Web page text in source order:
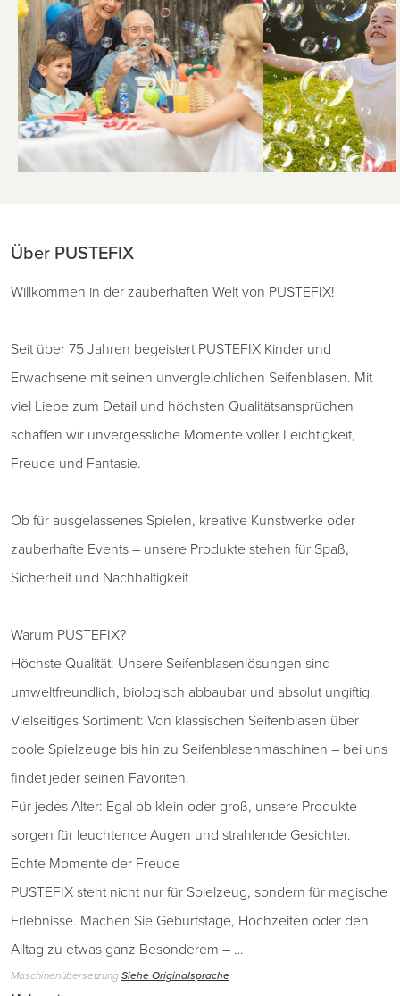
Über PUSTEFIX
Willkommen in der zauberhaften Welt von PUSTEFIX!
Seit über 75 Jahren begeistert PUSTEFIX Kinder und
Erwachsene mit seinen unvergleichlichen Seifenblasen. Mit
viel Liebe zum Detail und höchsten Qualitätsansprüchen
schaffen wir unvergessliche Momente voller Leichtigkeit,
Freude und Fantasie.
Ob für ausgelassenes Spielen, kreative Kunstwerke oder
zauberhafte Events – unsere Produkte stehen für Spaß,
Sicherheit und Nachhaltigkeit.
Warum PUSTEFIX?
Höchste Qualität: Unsere Seifenblasenlösungen sind
umweltfreundlich, biologisch abbaubar und absolut ungiftig.
Vielseitiges Sortiment: Von klassischen Seifenblasen über
coole Spielzeuge bis hin zu Seifenblasenmaschinen – bei uns
findet jeder seinen Favoriten.
Für jedes Alter: Egal ob klein oder groß, unsere Produkte
sorgen für leuchtende Augen und strahlende Gesichter.
Echte Momente der Freude
PUSTEFIX steht nicht nur für Spielzeug, sondern für magische
Erlebnisse. Machen Sie Geburtstage, Hochzeiten oder den
Alltag zu etwas ganz Besonderem – …
MaschinenübersetzungSiehe Originalsprache